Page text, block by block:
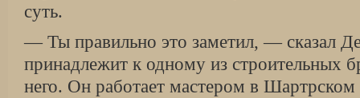
суть.
— Ты правильно это заметил, — сказал
принадлежит к одному из строительных
него. Он работает мастером в